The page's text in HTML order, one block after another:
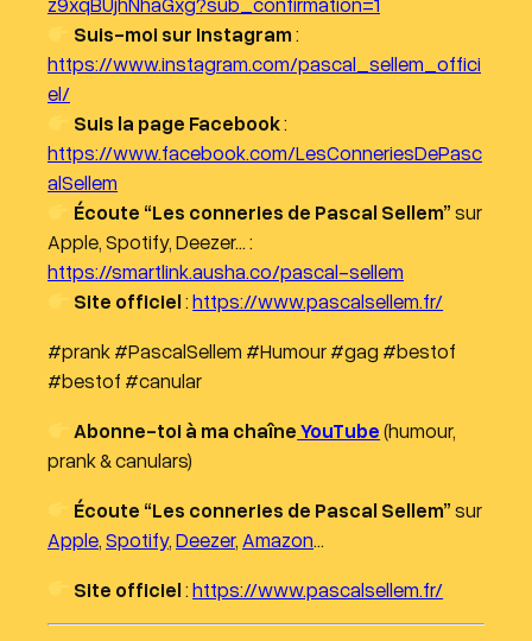
Suis-moi sur Instagram:
https://www.instagram.com/pascal_sellem_offici
el/
Suis la page Facebook:
https://www.facebook.com/LesConneriesDePasc
alSellem
Écoute “Les conneries de Pascal Sellem”sur
Apple, Spotify, Deezer… :
https://smartlink.ausha.co/pascal-sellem
Site officiel:https://www.pascalsellem.fr/
#prank #PascalSellem #Humour #gag #bestof
#bestof #canular
Abonne-toi à ma chaîneYouTube(humour,
prank & canulars)
Écoute “Les conneries de Pascal Sellem”sur
Apple,Spotify,Deezer, Amazon…
Site officiel:https://www.pascalsellem.fr/